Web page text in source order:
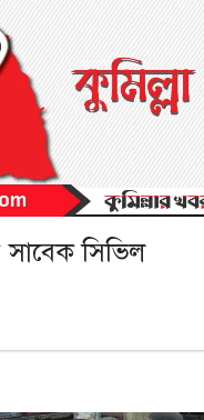
সাবেক সিভিল